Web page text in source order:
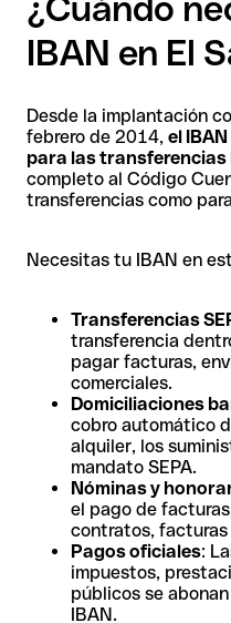
¿Cuándo
IBAN en El
Desde la implantación
febrero de 2014, el
para las
completo al Código
transferencias como
Necesitas tu IBAN en
Transferencias
transferencia
pagar facturas,
comerciales.
Domiciliaciones
cobro automático
alquiler, los
mandato SEPA.
Nóminas y
el pago de
contratos, facturas
Pagos oficiales:
impuestos,
públicos se
IBAN.